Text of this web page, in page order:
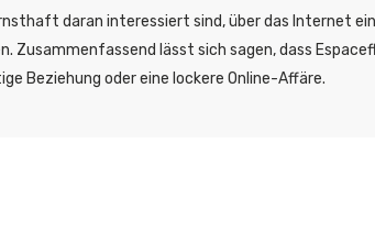
daran interessiert sind, über das Internet
Zusammenfassend lässt sich sagen, dass
Beziehung oder eine lockere Online-Affäre.